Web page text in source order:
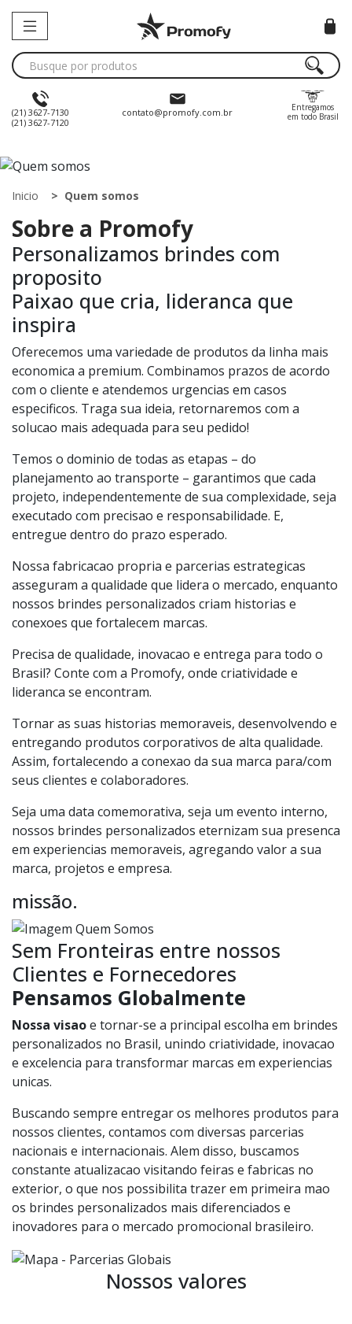
(21) 3627-7130
(21) 3627-7120
contato@promofy.com.br
Entregamos
em todo Brasil
Inicio Quem somos
Sobre a Promofy
Personalizamos brindes com
proposito
Paixao que cria, lideranca que
inspira
Oferecemos uma variedade de produtos da linha mais
economica a premium. Combinamos prazos de acordo
com o cliente e atendemos urgencias em casos
especificos. Traga sua ideia, retornaremos com a
solucao mais adequada para seu pedido!
Temos o dominio de todas as etapas – do
planejamento ao transporte – garantimos que cada
projeto, independentemente de sua complexidade, seja
executado com precisao e responsabilidade. E,
entregue dentro do prazo esperado.
Nossa fabricacao propria e parcerias estrategicas
asseguram a qualidade que lidera o mercado, enquanto
nossos brindes personalizados criam historias e
conexoes que fortalecem marcas.
Precisa de qualidade, inovacao e entrega para todo o
Brasil? Conte com a Promofy, onde criatividade e
lideranca se encontram.
Tornar as suas historias memoraveis, desenvolvendo e
entregando produtos corporativos de alta qualidade.
Assim, fortalecendo a conexao da sua marca para/com
seus clientes e colaboradores.
Seja uma data comemorativa, seja um evento interno,
nossos brindes personalizados eternizam sua presenca
em experiencias memoraveis, agregando valor a sua
marca, projetos e empresa.
missão.
Sem Fronteiras entre nossos
Clientes e Fornecedores
Pensamos Globalmente
Nossa visaoe tornar-se a principal escolha em brindes
personalizados no Brasil, unindo criatividade, inovacao
e excelencia para transformar marcas em experiencias
unicas.
Buscando sempre entregar os melhores produtos para
nossos clientes, contamos com diversas parcerias
nacionais e internacionais. Alem disso, buscamos
constante atualizacao visitando feiras e fabricas no
exterior, o que nos possibilita trazer em primeira mao
os brindes personalizados mais diferenciados e
inovadores para o mercado promocional brasileiro.
Nossos valores